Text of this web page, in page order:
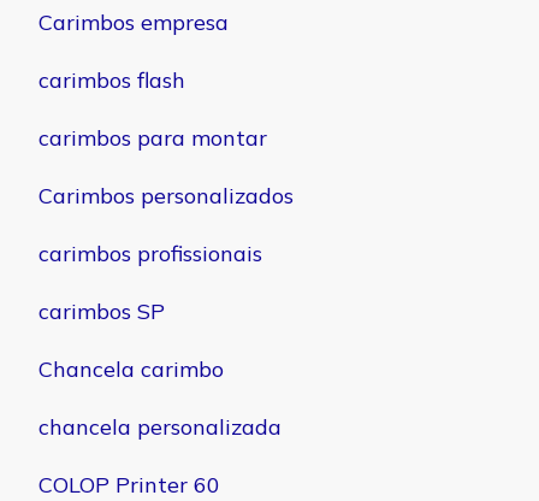
Carimbos empresa
carimbos flash
carimbos para montar
Carimbos personalizados
carimbos profissionais
carimbos SP
Chancela carimbo
chancela personalizada
COLOP Printer 60